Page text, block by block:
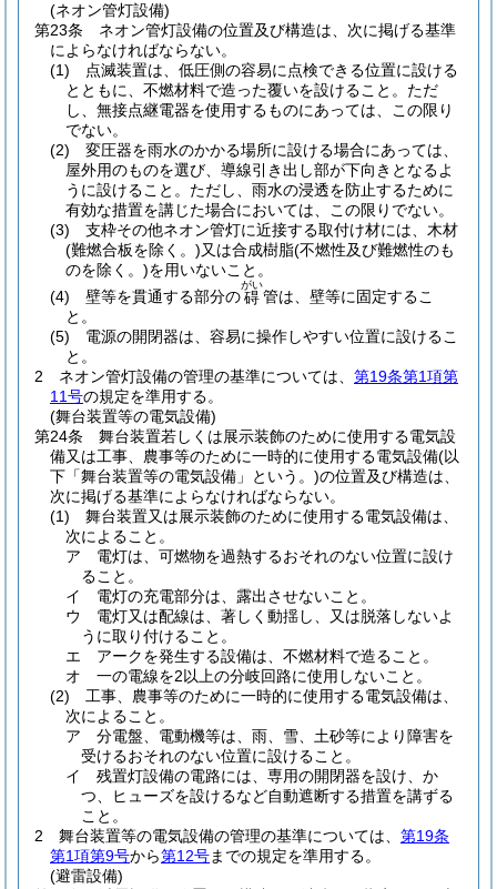
(ネオン管灯設備)
第23条
ネオン管灯設備の位置及び構造は、次に掲げる基準
によらなければならない。
(1)
点滅装置は、低圧側の容易に点検できる位置に設ける
とともに、不燃材料で造った覆いを設けること。 ただ
し、無接点継電器を使用するものにあっては、この限り
でない。
(2)
変圧器を雨水のかかる場所に設ける場合にあっては、
屋外用のものを選び、導線引き出し部が下向きとなるよ
うに設けること。 ただし、雨水の浸透を防止するために
有効な措置を講じた場合においては、この限りでない。
(3)
支枠その他ネオン管灯に近接する取付け材には、木材
(難燃合板を除く。)又は合成樹脂(不燃性及び難燃性のも
のを除く。)を用いないこと。
(4)
壁等を貫通する部分の碍
がい
管は、壁等に固定するこ
と。
(5)
電源の開閉器は、容易に操作しやすい位置に設けるこ
と。
2
ネオン管灯設備の管理の基準については、 第19条第1項第
11号の規定を準用する。
(舞台装置等の電気設備)
第24条
舞台装置若しくは展示装飾のために使用する電気設
備又は工事、農事等のために一時的に使用する電気設備(以
下「舞台装置等の電気設備」という。)の位置及び構造は、
次に掲げる基準によらなければならない。
(1)
舞台装置又は展示装飾のために使用する電気設備は、
次によること。
ア
電灯は、可燃物を過熱するおそれのない位置に設け
ること。
イ
電灯の充電部分は、露出させないこと。
ウ
電灯又は配線は、著しく動揺し、又は脱落しないよ
うに取り付けること。
エ
アークを発生する設備は、不燃材料で造ること。
オ
一の電線を2以上の分岐回路に使用しないこと。
(2)
工事、農事等のために一時的に使用する電気設備は、
次によること。
ア
分電盤、電動機等は、雨、雪、土砂等により障害を
受けるおそれのない位置に設けること。
イ
残置灯設備の電路には、専用の開閉器を設け、か
つ、ヒューズを設けるなど自動遮断する措置を講ずる
こと。
2
舞台装置等の電気設備の管理の基準については、 第19条
第1項第9号から第12号までの規定を準用する。
(避雷設備)